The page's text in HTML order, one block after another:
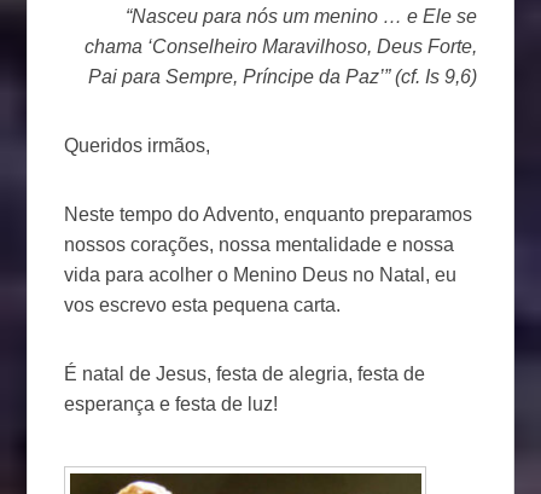
“Nasceu para nós um menino … e Ele se
chama ‘Conselheiro Maravilhoso, Deus Forte,
Pai para Sempre, Príncipe da Paz’” (cf. Is 9,6)
Queridos irmãos,
Neste tempo do Advento, enquanto preparamos
nossos corações, nossa mentalidade e nossa
vida para acolher o Menino Deus no Natal, eu
vos escrevo esta pequena carta.
É natal de Jesus, festa de alegria, festa de
esperança e festa de luz!